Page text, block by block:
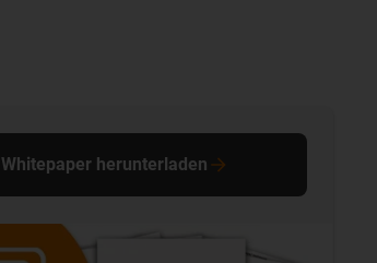
Whitepaper herunterladen